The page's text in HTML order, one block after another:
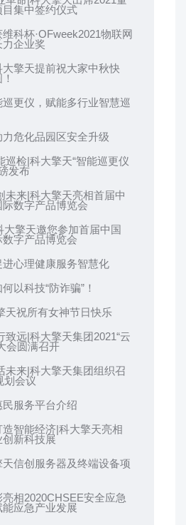
集中签约仪式
科杯·OFweek2021物联网
企业奖
擎天提前祝大家中秋快
更仪，赋能多行业智慧巡
危化品园区安全升级
巡检|科大擎天“智能巡更仪
发布
未来|科大擎天亮相首届中
数字产品博览会
大擎天邀您参加首届中国
数字产品博览会
心理健康服务智慧化
以科技“防诈骗”！
天祝所有女神节日快乐
致远|科大擎天集团2021“云
会圆满召开
未来|科大擎天集团组织召
划会议
服务平台介绍
智能经济|科大擎天亮相
新科技展
信创服务器及终端设备项
相2020CHSEE安全应急
能应急产业发展